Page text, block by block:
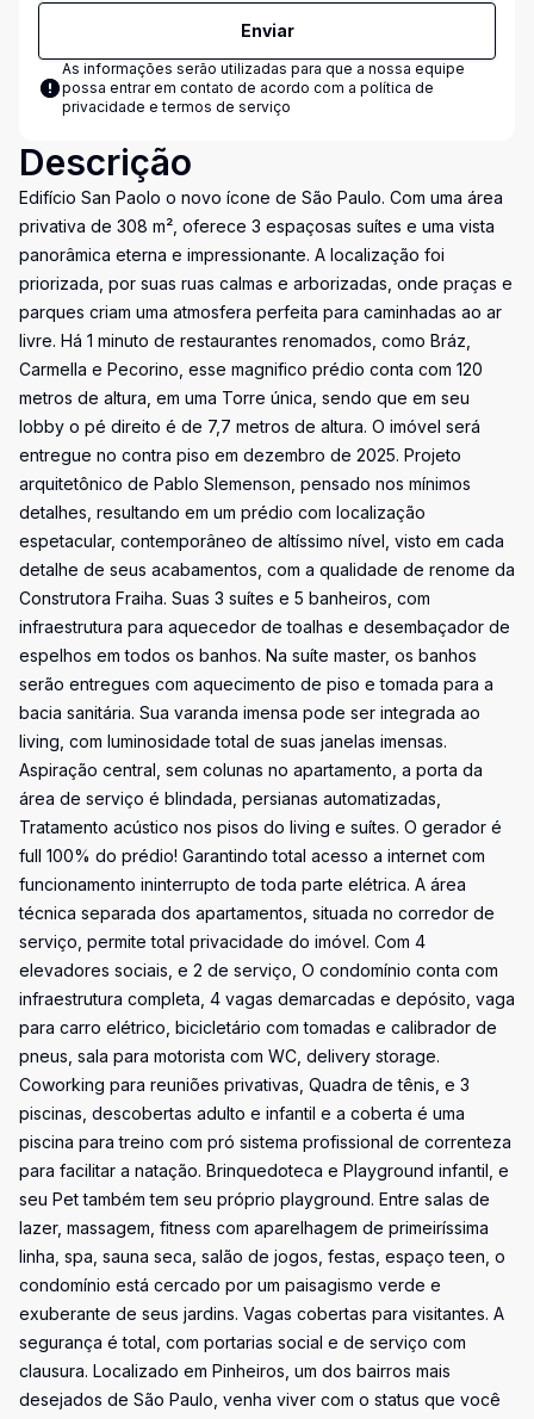
Enviar
As informações serão utilizadas para que a nossa equipe
possa entrar em contato de acordo com a política de
privacidade e termos de serviço
Descrição
Edifício San Paolo o novo ícone de São Paulo. Com uma área
privativa de 308 m², oferece 3 espaçosas suítes e uma vista
panorâmica eterna e impressionante. A localização foi
priorizada, por suas ruas calmas e arborizadas, onde praças e
parques criam uma atmosfera perfeita para caminhadas ao ar
livre. Há 1 minuto de restaurantes renomados, como Bráz,
Carmella e Pecorino, esse magnifico prédio conta com 120
metros de altura, em uma Torre única, sendo que em seu
lobby o pé direito é de 7,7 metros de altura. O imóvel será
entregue no contra piso em dezembro de 2025. Projeto
arquitetônico de Pablo Slemenson, pensado nos mínimos
detalhes, resultando em um prédio com localização
espetacular, contemporâneo de altíssimo nível, visto em cada
detalhe de seus acabamentos, com a qualidade de renome da
Construtora Fraiha. Suas 3 suítes e 5 banheiros, com
infraestrutura para aquecedor de toalhas e desembaçador de
espelhos em todos os banhos. Na suíte master, os banhos
serão entregues com aquecimento de piso e tomada para a
bacia sanitária. Sua varanda imensa pode ser integrada ao
living, com luminosidade total de suas janelas imensas.
Aspiração central, sem colunas no apartamento, a porta da
área de serviço é blindada, persianas automatizadas,
Tratamento acústico nos pisos do living e suítes. O gerador é
full 100% do prédio! Garantindo total acesso a internet com
funcionamento ininterrupto de toda parte elétrica. A área
técnica separada dos apartamentos, situada no corredor de
serviço, permite total privacidade do imóvel. Com 4
elevadores sociais, e 2 de serviço, O condomínio conta com
infraestrutura completa, 4 vagas demarcadas e depósito, vaga
para carro elétrico, bicicletário com tomadas e calibrador de
pneus, sala para motorista com WC, delivery storage.
Coworking para reuniões privativas, Quadra de tênis, e 3
piscinas, descobertas adulto e infantil e a coberta é uma
piscina para treino com pró sistema profissional de correnteza
para facilitar a natação. Brinquedoteca e Playground infantil, e
seu Pet também tem seu próprio playground. Entre salas de
lazer, massagem, fitness com aparelhagem de primeiríssima
linha, spa, sauna seca, salão de jogos, festas, espaço teen, o
condomínio está cercado por um paisagismo verde e
exuberante de seus jardins. Vagas cobertas para visitantes. A
segurança é total, com portarias social e de serviço com
clausura. Localizado em Pinheiros, um dos bairros mais
desejados de São Paulo, venha viver com o status que você